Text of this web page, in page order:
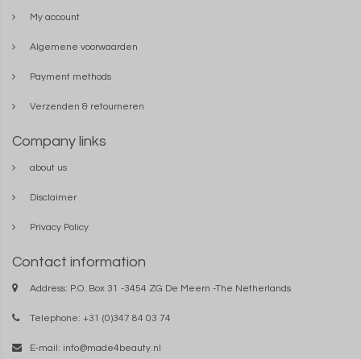
My account
Algemene voorwaarden
Payment methods
Verzenden & retourneren
Company links
about us
Disclaimer
Privacy Policy
Contact information
Address: P.O. Box 31 -3454 ZG De Meern -The Netherlands
Telephone: +31 (0)347 84 03 74
E-mail: info@made4beauty.nl